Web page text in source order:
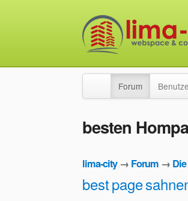
Forum
besten
lima-city→ Forum →
bestpage